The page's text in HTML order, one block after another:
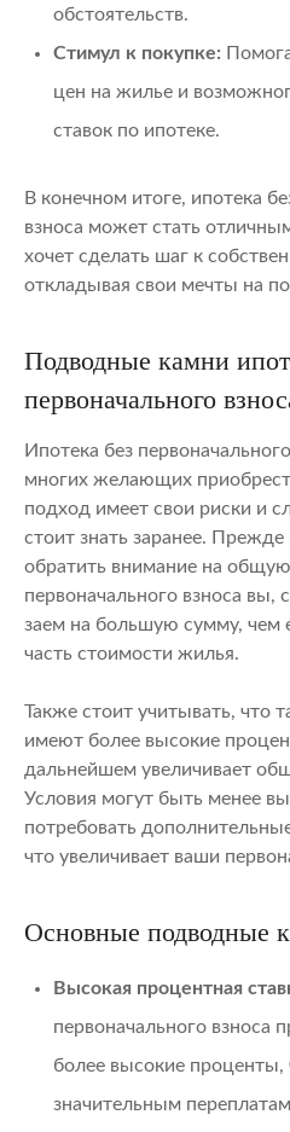
обстоятельств.
Стимул к покупке:
цен на жилье и
ставок по ипотеке.
В конечном итоге, ипотека
взноса может стать
хочет сделать шаг к
откладывая свои мечты на
Подводные камни
первоначального
Ипотека без
многих желающих
подход имеет свои риски и
стоит знать заранее.
обратить внимание на
первоначального взноса вы,
заем на большую сумму, чем
часть стоимости жилья.
Также стоит учитывать, что
имеют более высокие
дальнейшем увеличивает
Условия могут быть менее
потребовать
что увеличивает ваши
Основные подводные
Высокая процентная
первоначального взноса
более высокие
значительным